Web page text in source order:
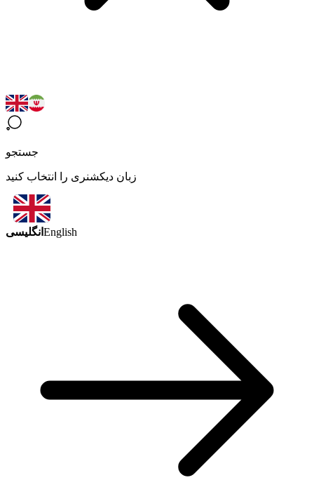
جستجو
زبان دیکشنری را انتخاب کنید
انگلیسی English